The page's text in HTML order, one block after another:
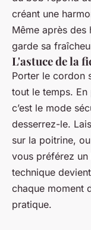
créant une
Même après des
garde sa
L'astuce de la
Porter le cordon
tout le temps.
c’est le mode
desserrez-le.
sur la poitrine,
vous préférez
technique
chaque moment
pratique.